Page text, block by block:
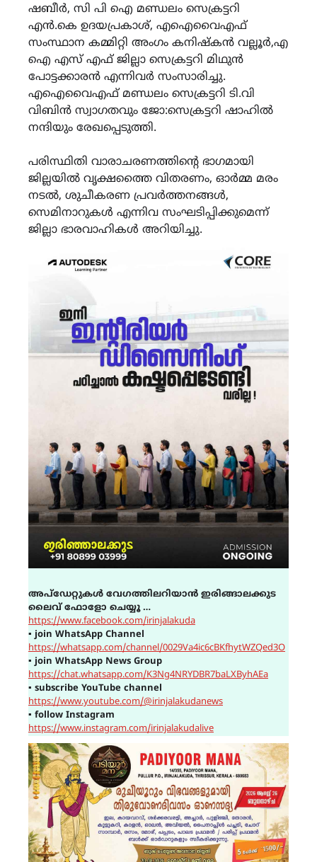
ഷബീർ, സി പി ഐ മണ്ഡലം സെക്രട്ടറി
എൻ.കെ ഉദയപ്രകാശ്, എഐവൈഎഫ്
സംസ്ഥാന കമ്മിറ്റി അംഗം കനിഷ്കൻ വല്ലൂർ,എ
ഐ എസ് എഫ് ജില്ലാ സെക്രട്ടറി മിഥുൻ
പോട്ടക്കാരൻ എന്നിവർ സംസാരിച്ചു.
എഐവൈഎഫ് മണ്ഡലം സെക്രട്ടറി ടി.വി
വിബിൻ സ്വാഗതവും ജോ:സെക്രട്ടറി ഷാഹിൽ
നന്ദിയും രേഖപ്പെടുത്തി.
പരിസ്ഥിതി വാരാചരണത്തിന്റെ ഭാഗമായി
ജില്ലയിൽ വൃക്ഷത്തൈ വിതരണം, ഓർമ്മ മരം
നടൽ, ശുചീകരണ പ്രവർത്തനങ്ങൾ,
സെമിനാറുകൾ എന്നിവ സംഘടിപ്പിക്കുമെന്ന്
ജില്ലാ ഭാരവാഹികൾ അറിയിച്ചു.
അപ്ഡേറ്റുകൾ വേഗത്തിലറിയാൻ ഇരിങ്ങാലക്കുട
ലൈവ് ഫോളോ ചെയ്യൂ …
https://www.facebook.com/irinjalakuda
▪ join WhatsApp Channel
https://whatsapp.com/channel/0029Va4ic6cBKfhytWZQed3O
▪ join WhatsApp News Group
https://chat.whatsapp.com/K3Ng4NRYDBR7baLXByhAEa
▪ subscribe YouTube channel
https://www.youtube.com/@irinjalakudanews
▪ follow Instagram
https://www.instagram.com/irinjalakudalive